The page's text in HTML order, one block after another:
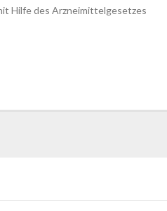
Hilfe des Arzneimittelgesetzes